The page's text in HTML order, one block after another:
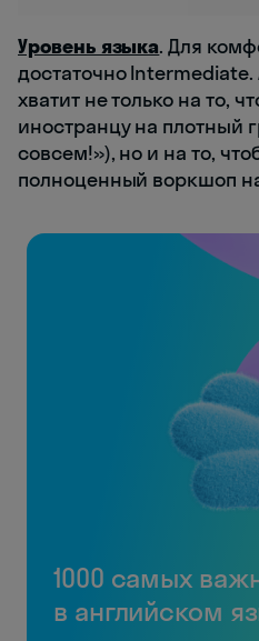
Уровень языка. Для
достаточно Intermediate.
хватит не только на то,
иностранцу на плотный
совсем!»), но и на то,
полноценный воркшоп
1000 самых
в английском